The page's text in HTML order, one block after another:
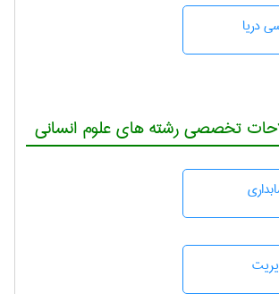
دریا
تخصصی رشته های علوم انسانی